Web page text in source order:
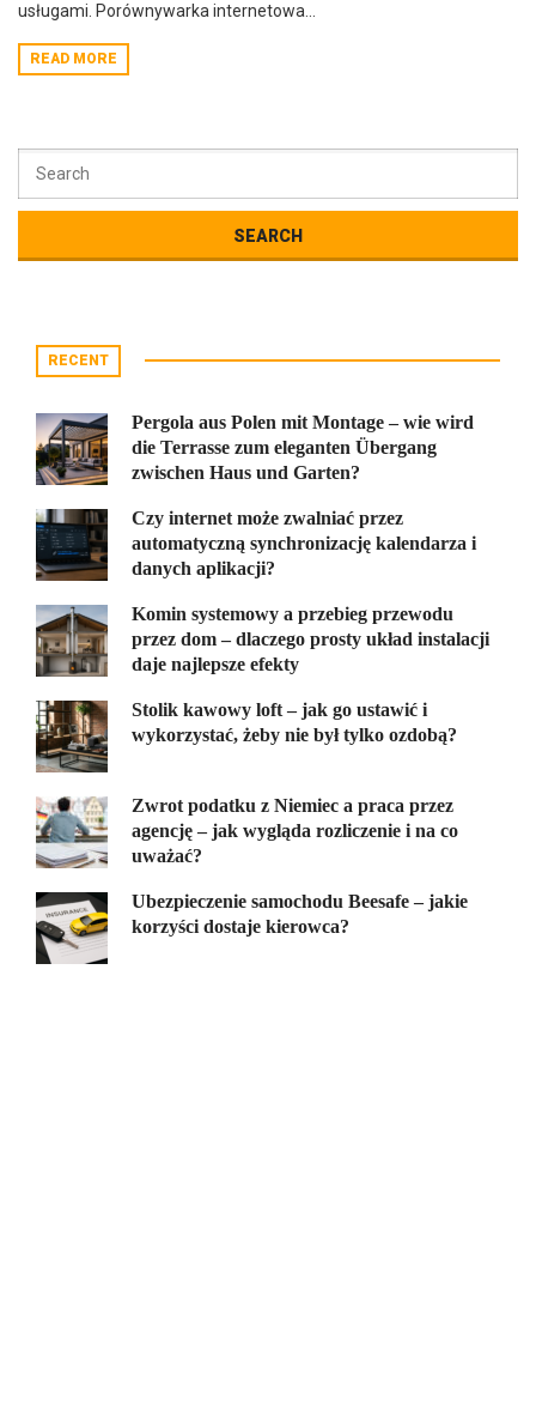
usługami. Porównywarka internetowa...
READ MORE
RECENT
Pergola aus Polen mit Montage – wie wird
die Terrasse zum eleganten Übergang
zwischen Haus und Garten?
Czy internet może zwalniać przez
automatyczną synchronizację kalendarza i
danych aplikacji?
Komin systemowy a przebieg przewodu
przez dom – dlaczego prosty układ instalacji
daje najlepsze efekty
Stolik kawowy loft – jak go ustawić i
wykorzystać, żeby nie był tylko ozdobą?
Zwrot podatku z Niemiec a praca przez
agencję – jak wygląda rozliczenie i na co
uważać?
Ubezpieczenie samochodu Beesafe – jakie
korzyści dostaje kierowca?